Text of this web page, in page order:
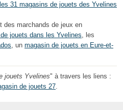
31 magasins de jouets des Yvelines
des marchands de jeux en
jouets dans les Yvelines, les
, un magasin de jouets en Eure-et-
jouets Yvelines" à travers les liens :
de jouets 27.